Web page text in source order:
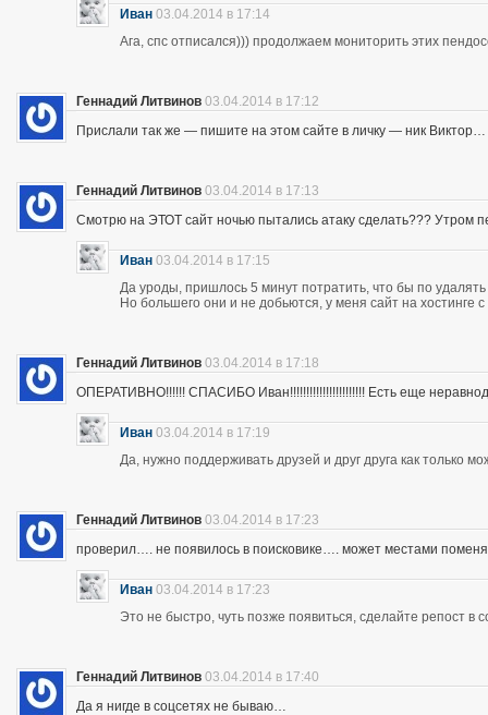
Иван 03.04.2014 в 17:14
Ага, спс отписался))) продолжаем мониторить этих
Геннадий Литвинов 03.04.2014 в 17:12
Прислали так же — пишите на этом сайте в личку — ник Виктор…
Геннадий Литвинов 03.04.2014 в 17:13
Смотрю на ЭТОТ сайт ночью пытались атаку сделать??? Утром
Иван 03.04.2014 в 17:15
Да уроды, пришлось 5 минут потратить, что бы по
Но большего они и не добьются, у меня сайт на хостинге
Геннадий Литвинов 03.04.2014 в 17:18
ОПЕРАТИВНО!!!!!! СПАСИБО Иван!!!!!!!!!!!!!!!!!!!!!!! Есть еще
Иван 03.04.2014 в 17:19
Да, нужно поддерживать друзей и друг друга как только
Геннадий Литвинов 03.04.2014 в 17:23
проверил…. не появилось в поисковике…. может местами
Иван 03.04.2014 в 17:23
Это не быстро, чуть позже появиться, сделайте репост в
Геннадий Литвинов 03.04.2014 в 17:40
Да я нигде в соцсетях не бываю…